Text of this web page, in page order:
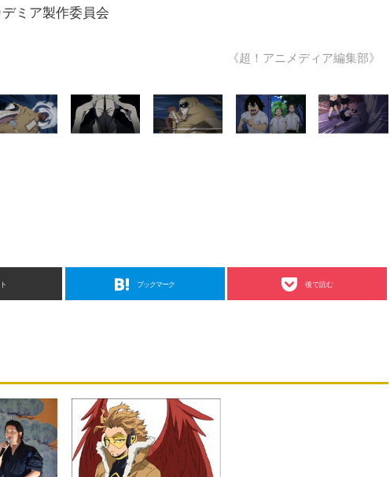
ミア製作委員会
《超！アニメディア編集部》
ブックマーク 後で読む